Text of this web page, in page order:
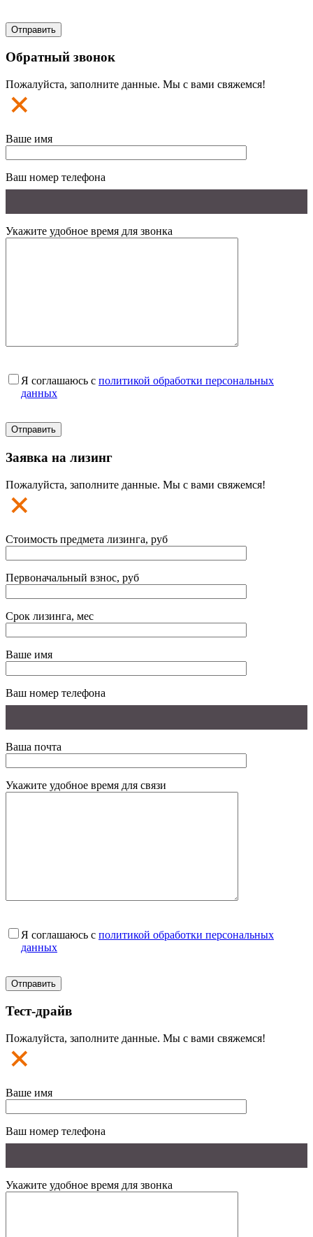
Обратный звонок
Пожалуйста, заполните данные. Мы с вами свяжемся!
Ваше имя
Ваш номер телефона
Укажите удобное время для звонка
Я соглашаюсь с политикой обработки персональных
данных
Заявка на лизинг
Пожалуйста, заполните данные. Мы с вами свяжемся!
Стоимость предмета лизинга, руб
Первоначальный взнос, руб
Срок лизинга, мес
Ваше имя
Ваш номер телефона
Ваша почта
Укажите удобное время для связи
Я соглашаюсь с политикой обработки персональных
данных
Тест-драйв
Пожалуйста, заполните данные. Мы с вами свяжемся!
Ваше имя
Ваш номер телефона
Укажите удобное время для звонка